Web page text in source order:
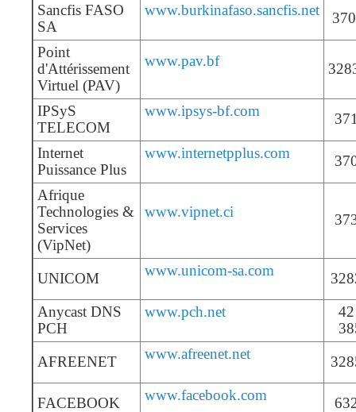
Sancfis FASO
SA
www.burkinafaso.sancfis.net
Point
d'Attérissement
Virtuel (PAV)
www.pav.bf
IPSyS
TELECOM
www.ipsys-bf.com
Internet
Puissance Plus
www.internetpplus.com
Afrique
Technologies &
Services
(VipNet)
www.vipnet.ci
UNICOM www.unicom-sa.com
Anycast DNS
PCH
www.pch.net
AFREENET
www.afreenet.net
FACEBOOK www.facebook.com